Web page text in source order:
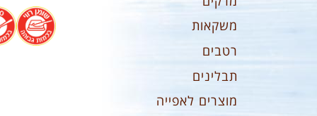
.
משקאות
רטבים
תבלינים
מוצרים לאפייה